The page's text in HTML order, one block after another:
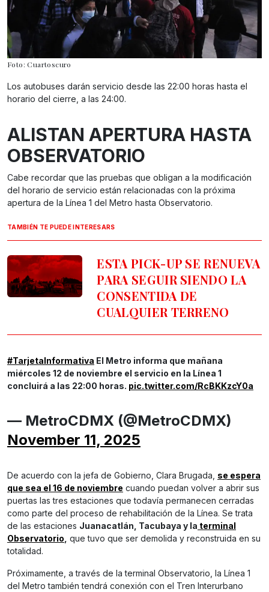
Foto: Cuartoscuro
Los autobuses darán servicio desde las 22:00 horas hasta el
horario del cierre, a las 24:00.
ALISTAN APERTURA HASTA
OBSERVATORIO
Cabe recordar que las pruebas que obligan a la modificación
del horario de servicio están relacionadas con la próxima
apertura de la Línea 1 del Metro hasta Observatorio.
TAMBIÉN TE PUEDE INTERESARS
ESTA PICK-UP SE RENUEVA
PARA SEGUIR SIENDO LA
CONSENTIDA DE
CUALQUIER TERRENO
#TarjetaInformativa El Metro informa que mañana
miércoles 12 de noviembre el servicio en la Línea 1
concluirá a las 22:00 horas. pic.twitter.com/RcBKKzcY0a
— MetroCDMX (@MetroCDMX)
November 11, 2025
De acuerdo con la jefa de Gobierno, Clara Brugada, se espera
que sea el 16 de noviembre cuando puedan volver a abrir sus
puertas las tres estaciones que todavía permanecen cerradas
como parte del proceso de rehabilitación de la Línea. Se trata
de las estaciones Juanacatlán, Tacubaya y la terminal
Observatorio que tuvo que ser demolida y reconstruida en su
totalidad.
Próximamente, a través de la terminal Observatorio, la Línea 1
del Metro también tendrá conexión con el Tren Interurbano